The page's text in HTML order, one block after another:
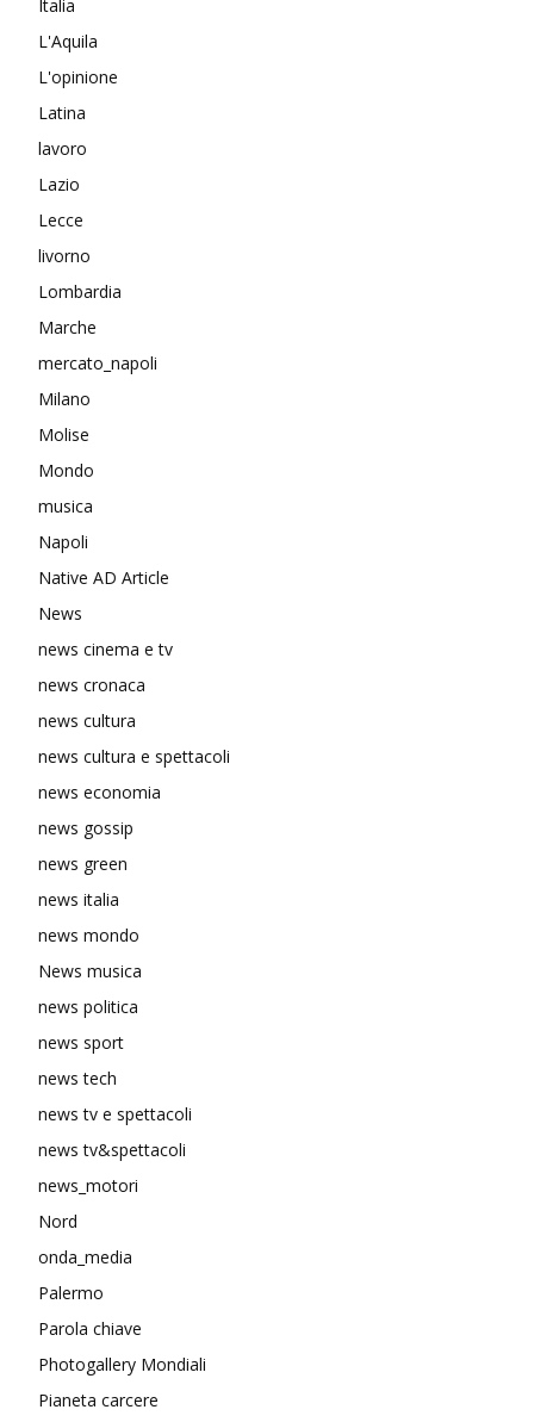
Italia
L'Aquila
L'opinione
Latina
lavoro
Lazio
Lecce
livorno
Lombardia
Marche
mercato_napoli
Milano
Molise
Mondo
musica
Napoli
Native AD Article
News
news cinema e tv
news cronaca
news cultura
news cultura e spettacoli
news economia
news gossip
news green
news italia
news mondo
News musica
news politica
news sport
news tech
news tv e spettacoli
news tv&spettacoli
news_motori
Nord
onda_media
Palermo
Parola chiave
Photogallery Mondiali
Pianeta carcere